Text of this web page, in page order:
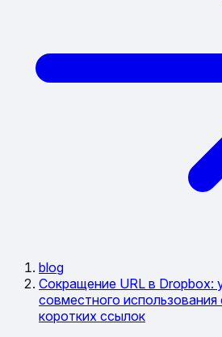
blog
Сокращение URL в Dropbox:
совместного
коротких ссылок